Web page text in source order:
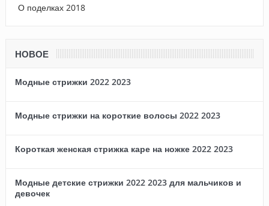
О поделках 2018
НОВОЕ
Модные стрижки 2022 2023
Модные стрижки на короткие волосы 2022 2023
Короткая женская стрижка каре на ножке 2022 2023
Модные детские стрижки 2022 2023 для мальчиков и
девочек